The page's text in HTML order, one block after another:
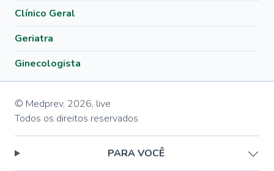
Clínico Geral
Geriatra
Ginecologista
© Medprev, 2026, live
Todos os direitos reservados
PARA VOCÊ